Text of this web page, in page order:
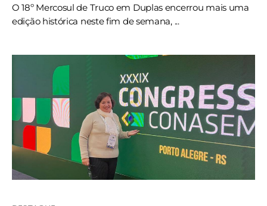
O 18º Mercosul de Truco em Duplas encerrou mais uma
edição histórica neste fim de semana, ...